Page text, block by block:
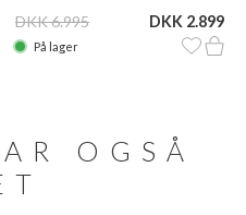
DKK 6.995 DKK 2.899
På lager
OGSÅ